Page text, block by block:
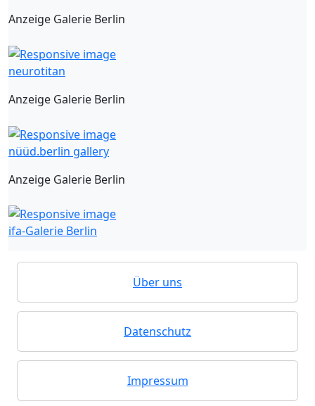
Anzeige Galerie Berlin
neurotitan
Anzeige Galerie Berlin
nüüd.berlin gallery
Anzeige Galerie Berlin
ifa-Galerie Berlin
Über uns
Datenschutz
Impressum